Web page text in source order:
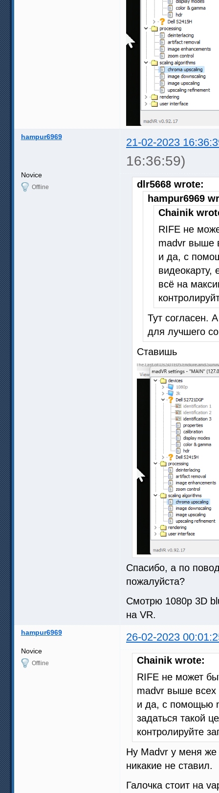
hampur6969 21-02-2023
16:36:59)
Novice
Offline
dlr5668 wrote:
hampur6969
Chainik
RIFE не
madvr выше
и да, с
видеокарту,
всё на
Тут согласен.
для лучшего
Ставишь
Спасибо, а по
пожалуйста?
Смотрю 1080p 3D
на VR.
hampur6969 26-02-2023
Novice
Offline
Chainik wrote:
RIFE не может
madvr выше всех
и да, с помощью
задаться такой
контролируйте
Ну Madvr у меня
никакие не ставил.
Галочка стоит на